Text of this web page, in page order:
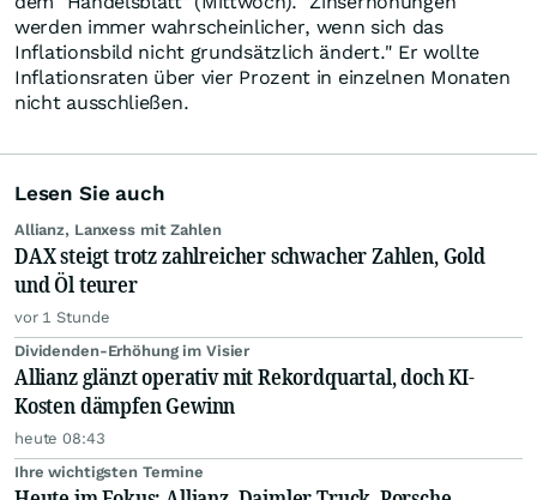
werden immer wahrscheinlicher, wenn sich das
Inflationsbild nicht grundsätzlich ändert." Er wollte
Inflationsraten über vier Prozent in einzelnen Monaten
nicht ausschließen.
Lesen Sie auch
Allianz, Lanxess mit Zahlen
DAX steigt trotz zahlreicher schwacher Zahlen, Gold
und Öl teurer
vor 1 Stunde
Dividenden-Erhöhung im Visier
Allianz glänzt operativ mit Rekordquartal, doch KI-
Kosten dämpfen Gewinn
heute 08:43
Ihre wichtigsten Termine